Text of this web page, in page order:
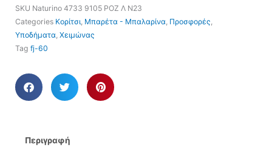
SKU Naturino 4733 9105 ΡΟΖ Λ N23
Categories Κορίτσι Μπαρέτα - Μπαλαρίνα Προσφορές
Υποδήματα Χειμώνας
Tag fj-60
Περιγραφή